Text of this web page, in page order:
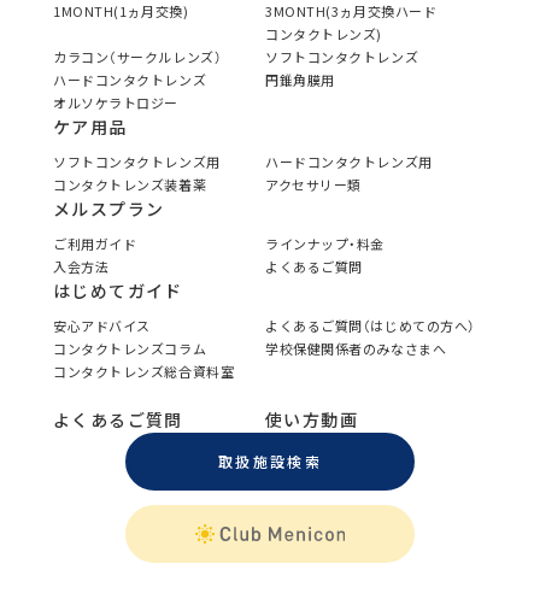
1MONTH(1ヵ月交換)
3MONTH(3ヵ月交換ハード
コンタクトレンズ)
カラコン（サークルレンズ）
ソフトコンタクトレンズ
ハードコンタクトレンズ
円錐角膜用
オルソケラトロジー
ケア用品
ソフトコンタクトレンズ用
ハードコンタクトレンズ用
コンタクトレンズ装着薬
アクセサリー類
メルスプラン
ご利用ガイド
ラインナップ・料金
入会方法
よくあるご質問
はじめてガイド
安心アドバイス
よくあるご質問（はじめての方へ）
コンタクトレンズコラム
学校保健関係者のみなさまへ
コンタクトレンズ総合資料室
よくあるご質問 使い方動画
取扱施設検索